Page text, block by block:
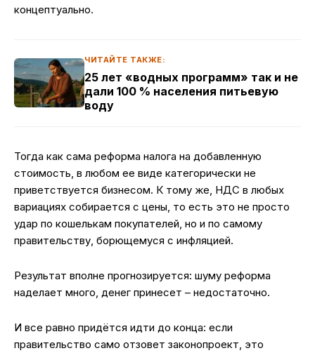
концептуально.
ЧИТАЙТЕ ТАКЖЕ:
25 лет «водных программ» так и не
дали 100 % населения питьевую
воду
Тогда как сама реформа налога на добавленную
стоимость, в любом ее виде категорически не
приветствуется бизнесом. К тому же, НДС в любых
вариациях собирается с цены, то есть это не просто
удар по кошелькам покупателей, но и по самому
правительству, борющемуся с инфляцией.
Результат вполне прогнозируется: шуму реформа
наделает много, денег принесет – недостаточно.
И все равно придётся идти до конца: если
правительство само отзовет законопроект, это